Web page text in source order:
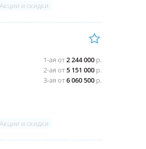
Акции и скидки
1-ая от2 244 000 р.
2-ая от5 151 000 р.
3-ая от6 060 500 р.
Акции и скидки